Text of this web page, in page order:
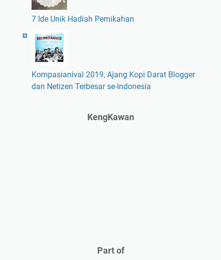
7 Ide Unik Hadiah Pernikahan
Kompasianival 2019, Ajang Kopi Darat Blogger
dan Netizen Terbesar se-Indonesia
KengKawan
Part of